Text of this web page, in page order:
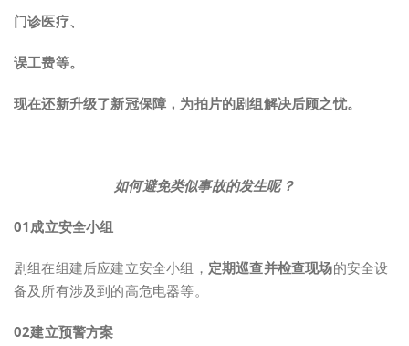
门诊医疗、
误工费等。
现在还新升级了新冠保障，为拍片的剧组解决后顾之忧。
如何避免类似事故的发生呢？
01成立安全小组
剧组在组建后应建立安全小组， 定期巡查并检查现场的安全设
备及所有涉及到的高危电器等。
02建立预警方案